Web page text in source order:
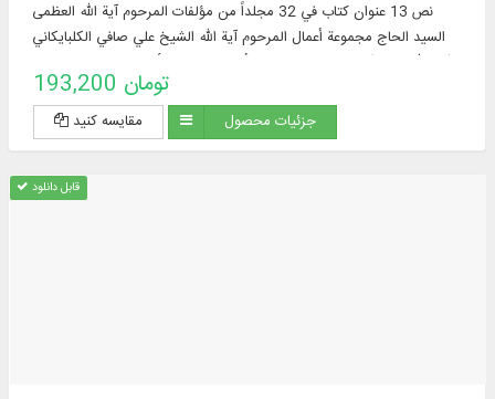
نص 13 عنوان كتاب في 32 مجلداً من مؤلفات المرحوم آية الله العظمى
السيد الحاج مجموعة أعمال المرحوم آية الله الشيخ علي صافي الكلبايكاني
193,200 تومان
مقایسه کنید جزئیات محصول
قابل دانلود